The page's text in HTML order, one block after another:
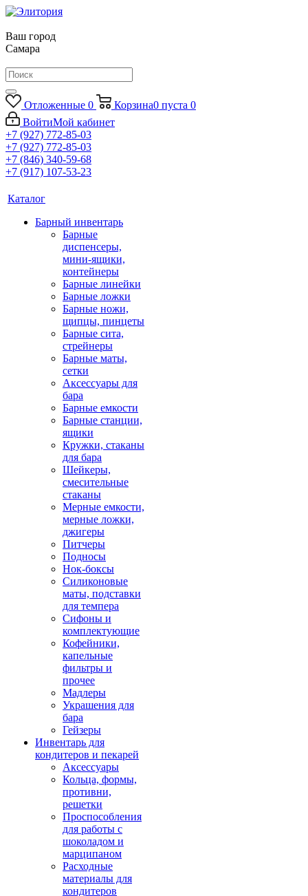
Ваш город
Самара
Отложенные 0 Корзина0 пуста 0
ВойтиМой кабинет
+7 (927) 772-85-03
+7 (927) 772-85-03
+7 (846) 340-59-68
+7 (917) 107-53-23
Каталог
Барный инвентарь
Барные
диспенсеры,
мини-ящики,
контейнеры
Барные линейки
Барные ложки
Барные ножи,
щипцы, пинцеты
Барные сита,
стрейнеры
Барные маты,
сетки
Аксессуары для
бара
Барные емкости
Барные станции,
ящики
Кружки, стаканы
для бара
Шейкеры,
смесительные
стаканы
Мерные емкости,
мерные ложки,
джигеры
Питчеры
Подносы
Нок-боксы
Силиконовые
маты, подставки
для темпера
Сифоны и
комплектующие
Кофейники,
капельные
фильтры и
прочее
Мадлеры
Украшения для
бара
Гейзеры
Инвентарь для
кондитеров и пекарей
Аксессуары
Кольца, формы,
противни,
решетки
Проспособления
для работы с
шоколадом и
марципаном
Расходные
материалы для
кондитеров